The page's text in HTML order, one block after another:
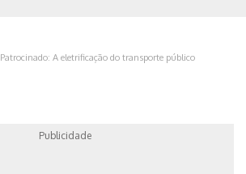
Patrocinado: A eletrificação do transporte público
Publicidade